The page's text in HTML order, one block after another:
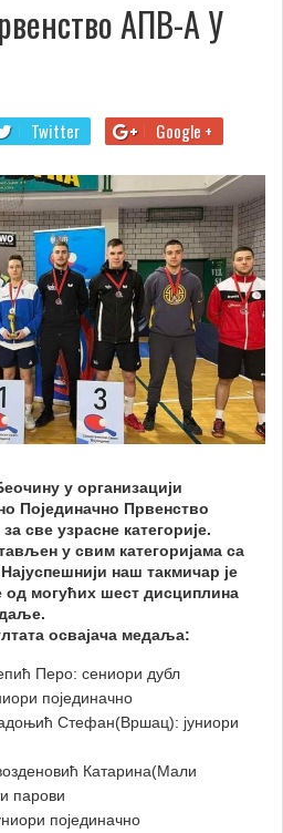
АПВ-А У
Twitter Google +
у организацији
Појединачно Првенство
све узрасне категорије.
у свим категоријама са
наш такмичар је
могућих шест дисциплина
освајача медаља:
Перо: сениори дубл
појединачно
Стефан(Вршац): јуниори
Катарина(Мали
парови
појединачно